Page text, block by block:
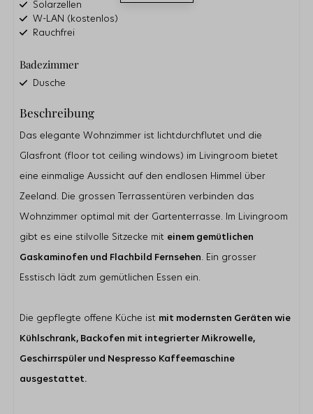
Solarzellen
W-LAN (kostenlos)
Rauchfrei
Badezimmer
Dusche
Gästetoilette
Außenbereich
Parkplatz direkt am Haus
Abstellraum für Fahrräder
Terrassendielen
Nespresso Kaffeemachine
Geschirrspülmaschine
Lage
Garten in Südlage
Beschreibung
Das elegante Wohnzimmer ist lichtdurchflutet und die
Glasfront (floor tot ceiling windows) im Livingroom bietet
eine einmalige Aussicht auf den endlosen Himmel über
Zeeland. Die grossen Terrassentüren verbinden das
Wohnzimmer optimal mit der Gartenterrasse. Im Livingroom
gibt es eine stilvolle Sitzecke mit einem gemütlichen
Gaskaminofen und Flachbild Fernsehen. Ein grosser
Esstisch lädt zum gemütlichen Essen ein.
Die gepflegte offene Küche ist mit modernsten Geräten wie
Kühlschrank, Backofen mit integrierter Mikrowelle,
Geschirrspüler und Nespresso Kaffeemaschine
ausgestattet.